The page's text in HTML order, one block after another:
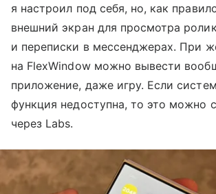
я настроил под себя, но, как
внешний экран для просмотра
и переписки в мессенджерах. При
на FlexWindow можно вывести
приложение, даже игру. Если
функция недоступна, то это можно
через Labs.